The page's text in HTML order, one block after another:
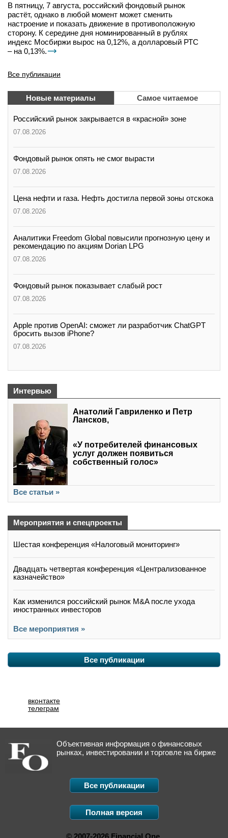
В пятницу, 7 августа, российский фондовый рынок
растёт, однако в любой момент может сменить
настроение и показать движение в противоположную
сторону. К середине дня номинированный в рублях
индекс Мосбиржи вырос на 0,12%, а долларовый РТС
– на 0,13%.
Все публикации
Новые материалы Самое читаемое
Российский рынок закрывается в «красной» зоне
07.08.2026
Фондовый рынок опять не смог вырасти
07.08.2026
Цена нефти и газа. Нефть достигла первой зоны отскока
07.08.2026
Аналитики Freedom Global повысили прогнозную цену и
рекомендацию по акциям Dorian LPG
07.08.2026
Фондовый рынок показывает слабый рост
07.08.2026
Apple против OpenAI: сможет ли разработчик ChatGPT
бросить вызов iPhone?
07.08.2026
Интервью
Анатолий Гавриленко и Петр
Лансков,
«У потребителей финансовых
услуг должен появиться
собственный голос»
Все статьи »
Мероприятия и спецпроекты
Шестая конференция «Налоговый мониторинг»
Двадцать четвертая конференция «Централизованное
казначейство»
Как изменился российский рынок M&A после ухода
иностранных инвесторов
Все мероприятия »
Все публикации
вконтакте
телеграм
Объективная информация о финансовых
рынках, инвестировании и торговле на бирже
Все публикации
Полная версия
© 2007-2026 Financial One.